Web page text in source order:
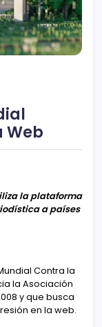
Web
la plataforma
a países
Contra la
la Asociación
y que busca
en la web.